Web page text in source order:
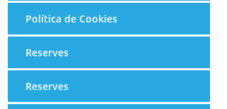
Política de Cookies
Reserves
Reserves